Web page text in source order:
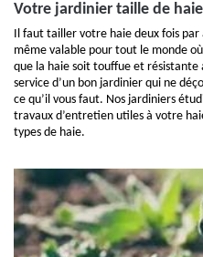
Votre jardinier taille de
Il faut tailler votre haie deux fois par
même valable pour tout le monde
que la haie soit touffue et résistante
service d’un bon jardinier qui ne
ce qu’il vous faut. Nos jardiniers
travaux d’entretien utiles à votre
types de haie.